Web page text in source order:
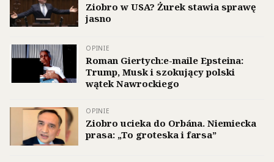
Ziobro w USA? Żurek stawia sprawę
jasno
OPINIE
Roman Giertych:e-maile Epsteina:
Trump, Musk i szokujący polski
wątek Nawrockiego
OPINIE
Ziobro ucieka do Orbána. Niemiecka
prasa: „To groteska i farsa”